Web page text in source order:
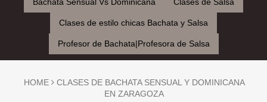
Bachata Sensual Vs Dominicana Clases de Salsa
Clases de estilo chicas Bachata y Salsa
Profesor de Bachata|Profesora de Salsa
HOME
CLASES DE BACHATA SENSUAL Y DOMINICANA
EN ZARAGOZA